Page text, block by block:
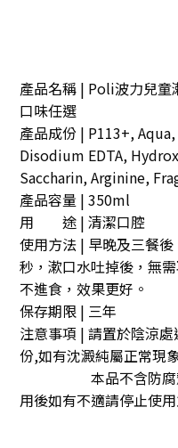
產品名稱 | Poli波力兒
口味任選
產品成份 | P113+,
Disodium EDTA,
Saccharin, Arginine,
產品容量 | 350ml
用 途 | 清潔口腔
使用方法 | 早晚及三餐
秒，漱口水吐掉後，無
不進食，效果更好。
保存期限 | 三年
注意事項 | 請置於陰涼
份,如有沈澱純屬正常現
本品不含防腐劑,
用後如有不適請停止使